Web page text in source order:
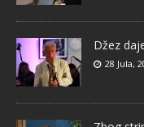
Džez
28 Jula,